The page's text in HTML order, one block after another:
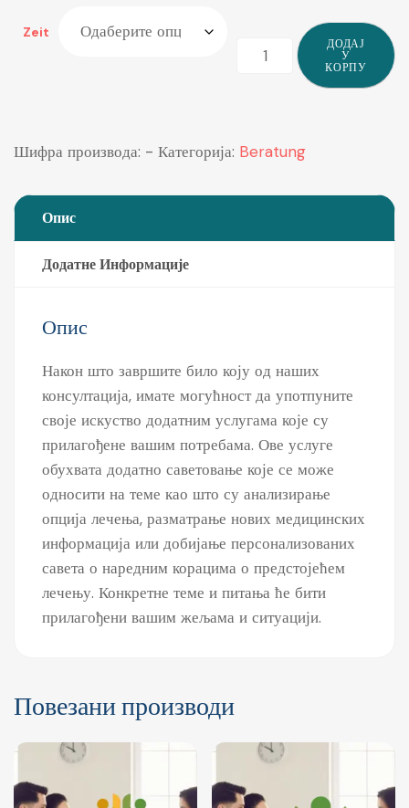
Zeit
ДОДАЈ
У
КОРПУ
Шифра производа: - Категорија: Beratung
Опис
Додатне Информације
Опис
Након што завршите било коју од наших
консултација, имате могућност да употпуните
своје искуство додатним услугама које су
прилагођене вашим потребама. Ове услуге
обухвата додатно саветовање које се може
односити на теме као што су анализирање
опција лечења, разматрање нових медицинских
информација или добијање персонализованих
савета о наредним корацима о предстојећем
лечењу. Конкретне теме и питања ће бити
прилагођени вашим жељама и ситуацији.
Повезани производи